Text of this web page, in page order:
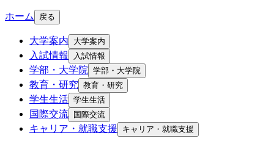
ホーム 戻る
大学案内 大学案内
入試情報 入試情報
学部・大学院 学部・大学院
教育・研究 教育・研究
学生生活 学生生活
国際交流 国際交流
キャリア・就職支援 キャリア・就職支援